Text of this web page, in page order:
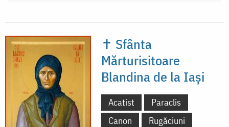
✝ Sfânta
Mărturisitoare
Blandina de la Iași
Acatist
Paraclis
Canon
Rugăciuni